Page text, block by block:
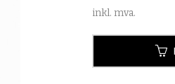
inkl. mva.